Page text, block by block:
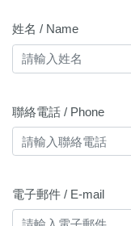
姓名 / Name
聯絡電話 / Phone
電子郵件 / E-mail